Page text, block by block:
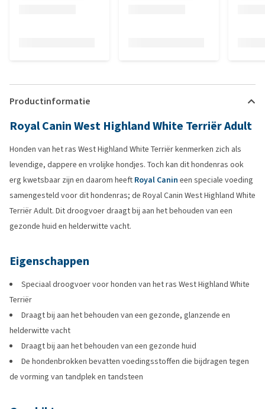
Productinformatie
Royal Canin West Highland White Terriër Adult
Honden van het ras West Highland White Terriër kenmerken zich als
levendige, dappere en vrolijke hondjes. Toch kan dit hondenras ook
erg kwetsbaar zijn en daarom heeft Royal Canin een speciale voeding
samengesteld voor dit hondenras; de Royal Canin West Highland White
Terriër Adult. Dit droogvoer draagt bij aan het behouden van een
gezonde huid en helderwitte vacht.
Eigenschappen
Speciaal droogvoer voor honden van het ras West Highland White
Terriër
Draagt bij aan het behouden van een gezonde, glanzende en
helderwitte vacht
Draagt bij aan het behouden van een gezonde huid
De hondenbrokken bevatten voedingsstoffen die bijdragen tegen
de vorming van tandplek en tandsteen